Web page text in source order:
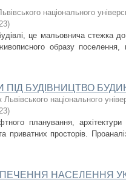
національного
)
це мальовнича стежка
образу поселення,
ПІД БУДІВНИЦТВО
Львівського національного
)
планування,
просторів.
НАСЕЛЕННЯ